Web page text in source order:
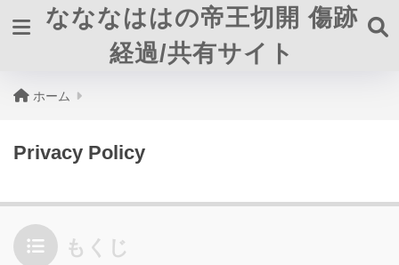
なななははの帝王切開 傷跡
経過/共有サイト
ホーム
Privacy Policy
もくじ